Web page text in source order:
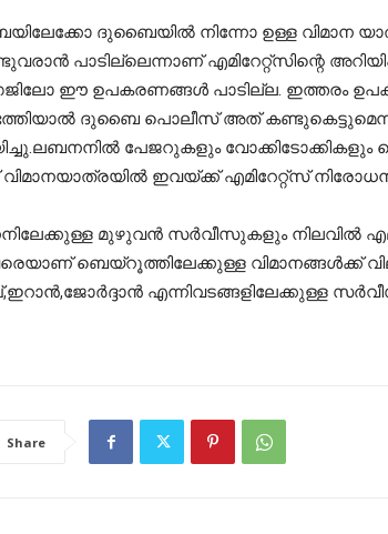
ദുബൈയില്‍ നിന്നോ ഉള്ള വിമാന
പാടില്ലെന്നാണ് എമിറേറ്റ്‌സിന്റെ
ഈ ഉപകരണങ്ങള്‍ പാടില്ല. ഇത്തരം
ദുബൈ പൊലീസ് അത്
പേജറുകളും വോക്കിടോക്കികളും
ഇവയ്ക്ക് എമിറേറ്റ്‌സ്
മുഴുവന്‍ സര്‍വീസുകളും നിലവില്‍
ബെയ്‌റൂത്തിലേക്കുള്ള വിമാനങ്ങള്‍ക്ക്
എന്നിവടങ്ങളിലേക്കുള്ള
Share